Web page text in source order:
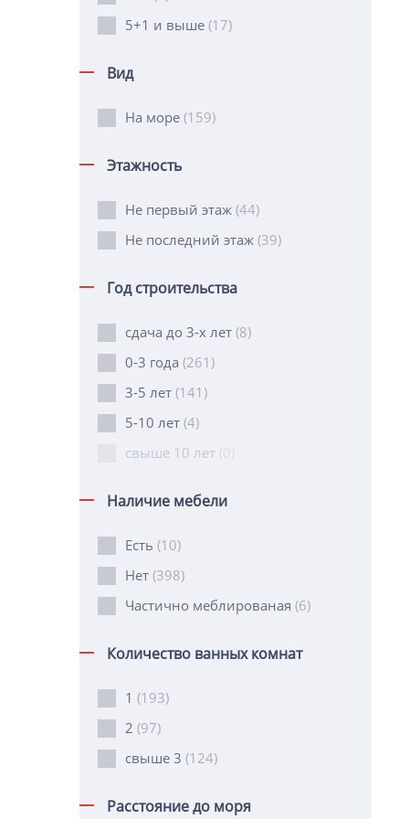
5+1 и выше (17)
Вид
На море (159)
Этажность
Не первый этаж (44)
Не последний этаж (39)
Год строительства
сдача до 3-х лет (8)
0-3 года (261)
3-5 лет (141)
5-10 лет (4)
свыше 10 лет
Наличие мебели
Есть (10)
Нет (398)
Частично меблированая (6)
Количество ванных комнат
1 (193)
2 (97)
свыше 3 (124)
Расстояние до моря